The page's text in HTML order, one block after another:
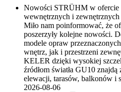
Nowości STRÜHM w ofercie
wewnętrznych i zewnętrznych
Miło nam poinformować, że
poszerzyły kolejne nowości.
modele opraw
wnętrz, jak i przestrzeni
KELER dzięki wysokiej
źródłom światła GU10
elewacji, tarasów, balkonów i
2026-08-06